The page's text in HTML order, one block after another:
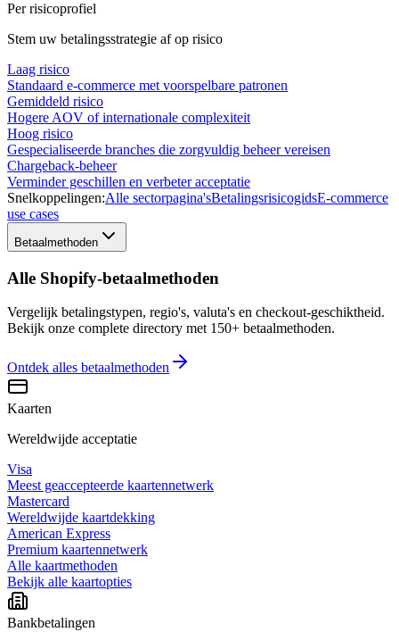
Per risicoprofiel
Stem uw betalingsstrategie af op risico
Laag risico
Standaard e-commerce met voorspelbare patronen
Gemiddeld risico
Hogere AOV of internationale complexiteit
Hoog risico
Gespecialiseerde branches die zorgvuldig beheer vereisen
Chargeback-beheer
Verminder geschillen en verbeter acceptatie
Snelkoppelingen:Alle sectorpagina'sBetalingsrisicogidsE-commerce
use cases
Betaalmethoden
Alle Shopify-betaalmethoden
Vergelijk betalingstypen, regio's, valuta's en checkout-geschiktheid.
Bekijk onze complete directory met 150+ betaalmethoden.
Ontdek alles betaalmethoden
Kaarten
Wereldwijde acceptatie
Visa
Meest geaccepteerde kaartennetwerk
Mastercard
Wereldwijde kaartdekking
American Express
Premium kaartennetwerk
Alle kaartmethoden
Bekijk alle kaartopties
Bankbetalingen